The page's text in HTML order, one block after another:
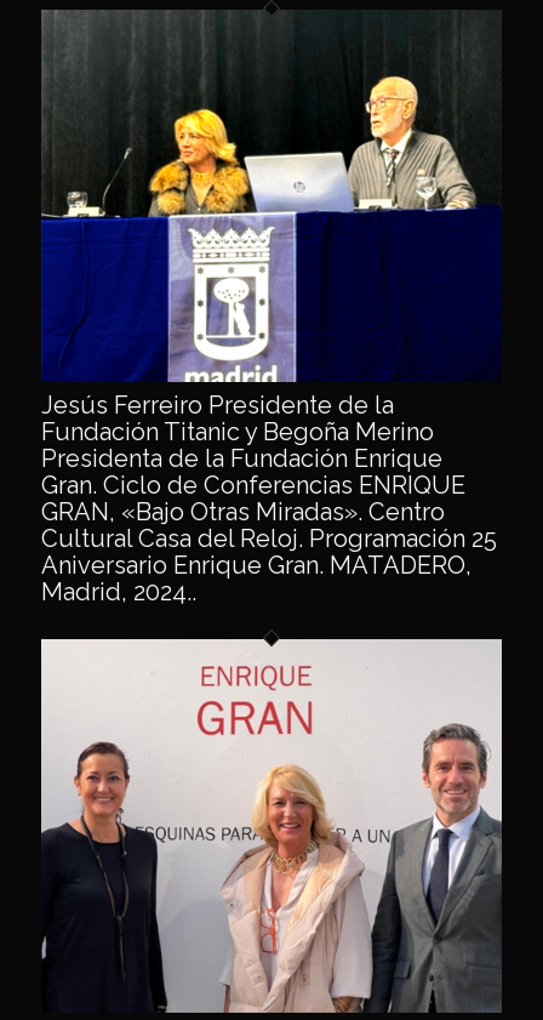
Jesús Ferreiro Presidente de la
Fundación Titanic y Begoña Merino
Presidenta de la Fundación Enrique
Gran. Ciclo de Conferencias ENRIQUE
GRAN, «Bajo Otras Miradas». Centro
Cultural Casa del Reloj. Programación 25
Aniversario Enrique Gran. MATADERO,
Madrid, 2024..